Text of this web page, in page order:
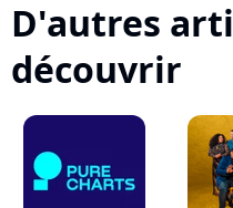
D'autres
découvrir